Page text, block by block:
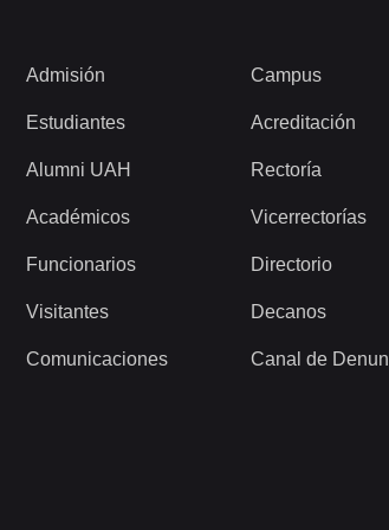
Admisión
Estudiantes
Alumni UAH
Académicos
Funcionarios
Visitantes
Comunicaciones
Campus
Acreditación
Rectoría
Vicerrectorías
Directorio
Decanos
Canal de